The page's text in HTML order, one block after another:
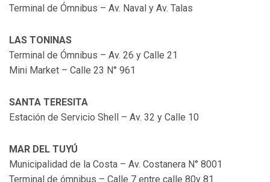
Terminal de Ómnibus – Av. Naval y Av. Talas
LAS TONINAS
Terminal de Ómnibus – Av. 26 y Calle 21
Mini Market – Calle 23 N° 961
SANTA TERESITA
Estación de Servicio Shell – Av. 32 y Calle 10
MAR DEL TUYÚ
Municipalidad de la Costa – Av. Costanera N° 8001
Terminal de ómnibus – Calle 7 entre calle 80y 81